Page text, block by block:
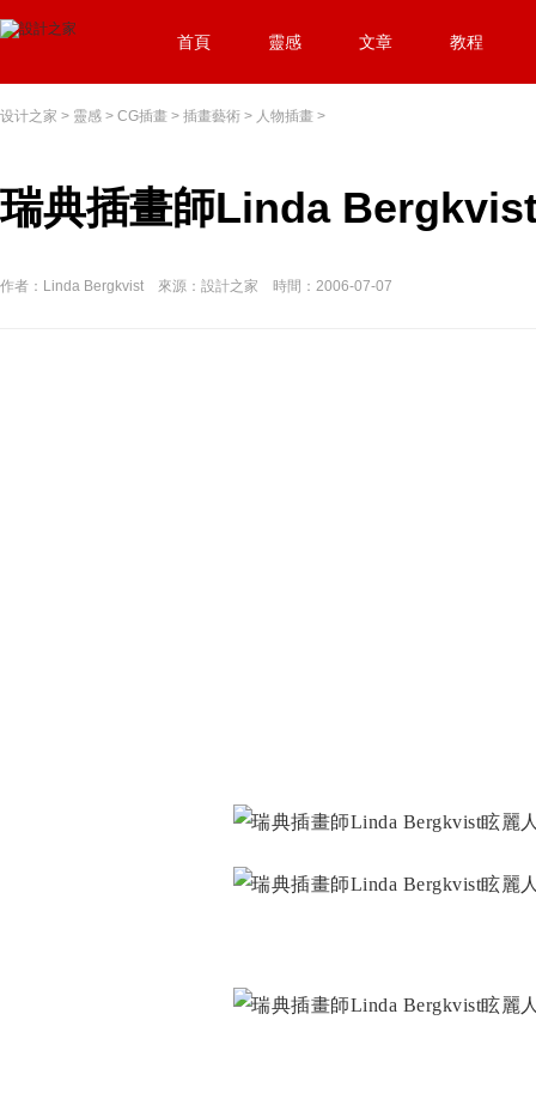
首頁 靈感 文章 教程
设计之家 > 靈感 > CG插畫 > 插畫藝術 > 人物插畫 >
瑞典插畫師Linda
作者：Linda Bergkvist 來源：設計之家 時間：2006-07-07